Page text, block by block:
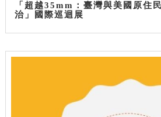
「超越35mm：臺灣與美國原住
治」國際巡迴展